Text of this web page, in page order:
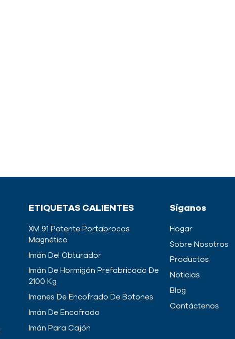
ETIQUETAS CALIENTES
XM 91 Potente Portabrocas
Magnético
Imán Del Obturador
Imán De Hormigón Prefabricado De
2100 Kg
Imanes De Encofrado De Botones
Imán De Encofrado
Imán Para Cajón
Síganos
Hogar
Sobre Nosotros
Productos
Noticias
Blog
Contáctenos